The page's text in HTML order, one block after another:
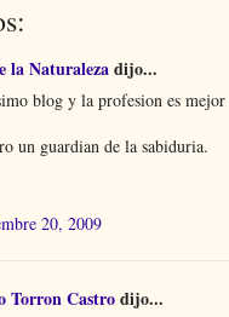
la Naturalezadijo...
blog y la profesion es mejor
un guardian de la sabiduria.
20, 2009
Torron Castrodijo...